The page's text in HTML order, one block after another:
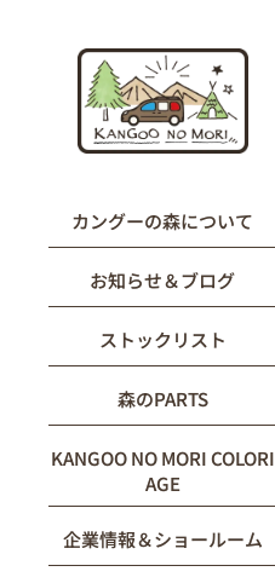
カングーの森について
お知らせ＆ブログ
ストックリスト
森のPARTS
KANGOO NO MORI COLORI
AGE
企業情報＆ショールーム